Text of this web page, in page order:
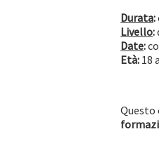
Durata:
Livello:
Date:
Età: 18
Questo